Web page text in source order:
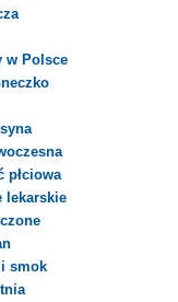
w Polsce
płciowa
lekarskie
smok